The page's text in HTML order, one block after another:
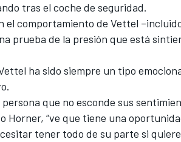
tras el coche de seguridad.
el comportamiento de Vettel
prueba de la presión que está
ha sido siempre un tipo
que no esconde sus
Horner, “ve que tiene una
tener todo de su parte si